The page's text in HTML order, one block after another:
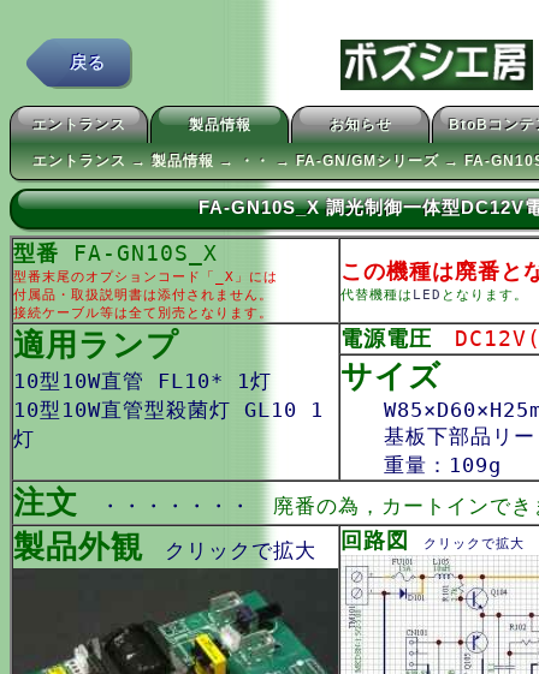
戻る
エントランス 製品情報 お知らせ BtoBコンテ
エントランス → 製品情報 → ・・ → FA-GN/GMシリーズ → FA-
FA-GN10S_X 調光制御一体型DC12V
型番 FA-GN10S_X
型番末尾のオプションコード「_X」には
付属品・取扱説明書は添付されません。
接続ケーブル等は全て別売となります。
この機種は廃番と
代替機種は LED となります。
適用ランプ
10型10W直管 FL10* 1灯
10型10W直管型殺菌灯 GL10 1
灯
電源電圧
サイズ
基板下部品リー
重量：109g
注文 ・・・・・・・ 廃番の為，カートインで
製品外観 クリックで拡大 回路図 クリックで拡大